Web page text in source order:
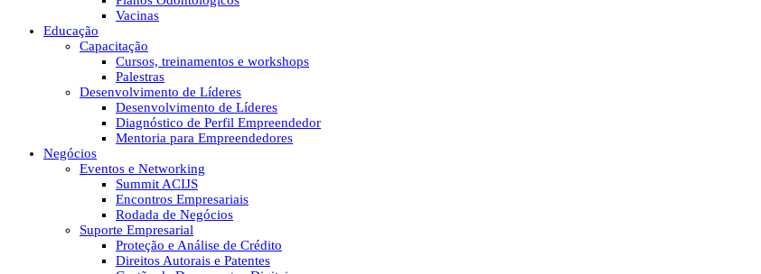
Vacinas
Educação
Capacitação
Cursos, treinamentos e workshops
Palestras
Desenvolvimento de Líderes
Desenvolvimento de Líderes
Diagnóstico de Perfil Empreendedor
Mentoria para Empreendedores
Negócios
Eventos e Networking
Summit ACIJS
Encontros Empresariais
Rodada de Negócios
Suporte Empresarial
Proteção e Análise de Crédito
Direitos Autorais e Patentes